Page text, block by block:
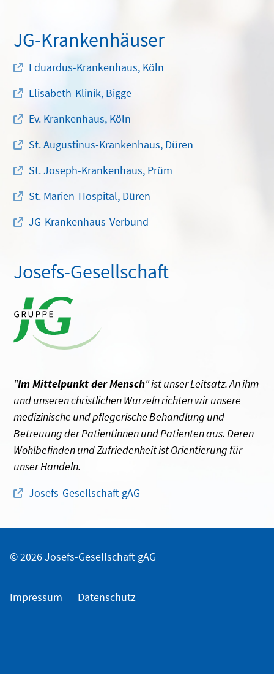
JG-Krankenhäuser
Eduardus-Krankenhaus, Köln
Elisabeth-Klinik, Bigge
Ev. Krankenhaus, Köln
St. Augustinus-Krankenhaus, Düren
St. Joseph-Krankenhaus, Prüm
St. Marien-Hospital, Düren
JG-Krankenhaus-Verbund
Josefs-Gesellschaft
"Im Mittelpunkt der Mensch" ist unser Leitsatz. An ihm
und unseren christlichen Wurzeln richten wir unsere
medizinische und pflegerische Behandlung und
Betreuung der Patientinnen und Patienten aus. Deren
Wohlbefinden und Zufriedenheit ist Orientierung für
unser Handeln.
Josefs-Gesellschaft gAG
Impressum Datenschutz
© 2026 Josefs-Gesellschaft gAG